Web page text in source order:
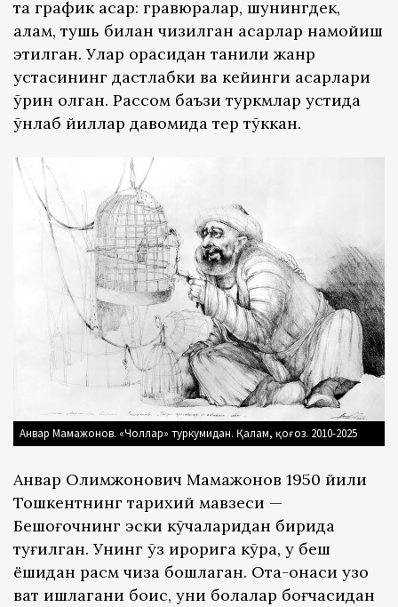
та график асар: гравюралар, шунингдек,
қалам, тушь билан чизилган асарлар намойиш
этилган. Улар орасидан таниқли жанр
устасининг дастлабки ва кейинги асарлари
ўрин олган. Рассом баъзи туркмлар устида
ўнлаб йиллар давомида тер тўккан.
Анвар Мамажонов. «Чоллар» туркумидан. Қалам, қоғоз. 2010-2025
Анвар Олимжонович Мамажонов 1950 йили
Тошкентнинг тарихий мавзеси —
Бешоғочнинг эски кўчаларидан бирида
туғилган. Унинг ўз иқрорига кўра, у беш
ёшидан расм чиза бошлаган. Ота-онаси узоқ
вақт ишлагани боис, уни болалар боғчасидан